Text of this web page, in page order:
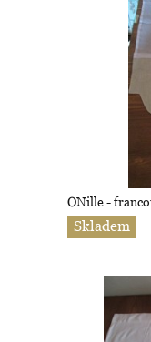
ONille -
Skladem